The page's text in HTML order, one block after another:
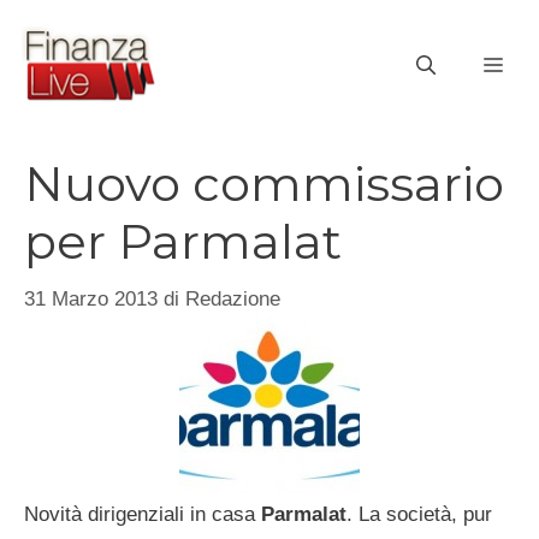
contenuto
Nuovo commissario
per Parmalat
31 Marzo 2013 di Redazione
Novità dirigenziali in casa Parmalat. La società, pur